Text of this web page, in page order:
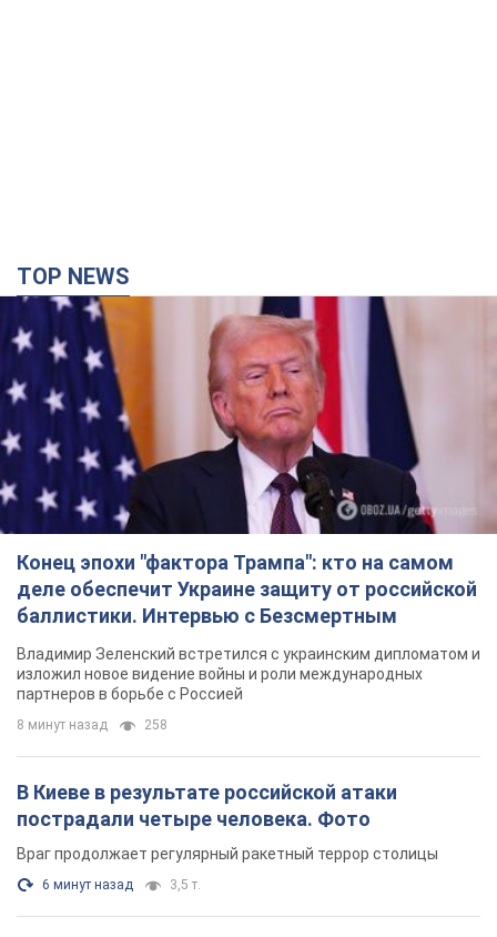
TOP NEWS
Конец эпохи "фактора Трампа": кто на самом
деле обеспечит Украине защиту от российской
баллистики. Интервью с Безсмертным
Владимир Зеленский встретился с украинским дипломатом и
изложил новое видение войны и роли международных
партнеров в борьбе с Россией
8 минут назад 258
В Киеве в результате российской атаки
пострадали четыре человека. Фото
Враг продолжает регулярный ракетный террор столицы
6 минут назад 3,5 т.